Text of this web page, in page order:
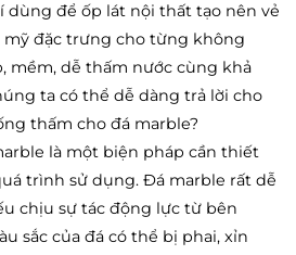
dùng để ốp lát nội thất tạo nên vẻ
đặc trưng cho từng không
mềm, dễ thấm nước cùng khả
ta có thể dễ dàng trả lời cho
thấm cho đá marble?
là một biện pháp cần thiết
trình sử dụng. Đá marble rất dễ
chịu sự tác động lực từ bên
sắc của đá có thể bị phai, xỉn